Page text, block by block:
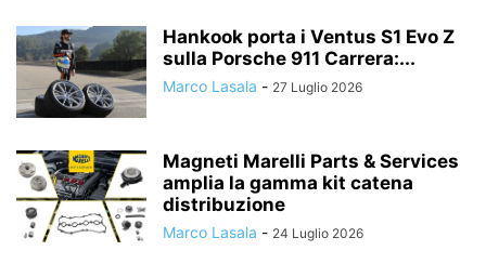
Hankook porta i Ventus S1 Evo Z
sulla Porsche 911 Carrera:...
Marco Lasala - 27 Luglio 2026
Magneti Marelli Parts & Services
amplia la gamma kit catena
distribuzione
Marco Lasala - 24 Luglio 2026